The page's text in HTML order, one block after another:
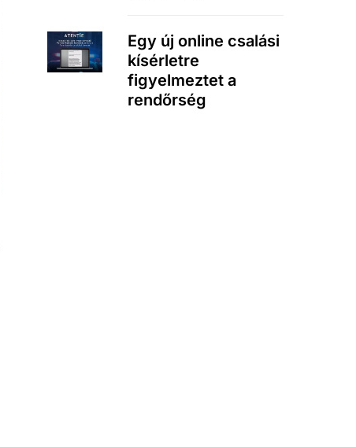
Egy új online csalási
kísérletre
figyelmeztet a
rendőrség